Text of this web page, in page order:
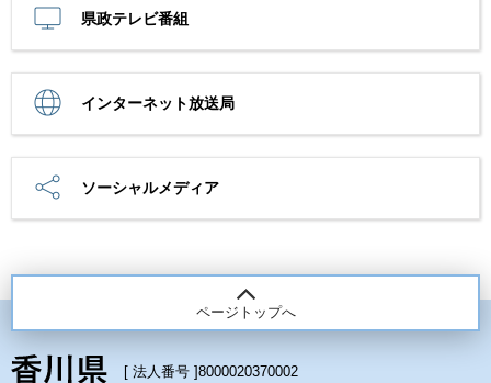
県政テレビ番組
インターネット放送局
ソーシャルメディア
ページトップへ
[ 法人番号 ]8000020370002